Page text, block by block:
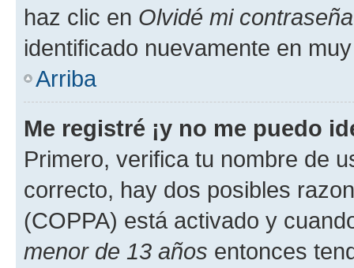
haz clic en Olvidé mi contraseña
identificado nuevamente en
Arriba
Me registré ¡y no me puedo
Primero, verifica tu nombre de
correcto, hay dos posibles
(COPPA) está activado y
menor de 13 años entonces